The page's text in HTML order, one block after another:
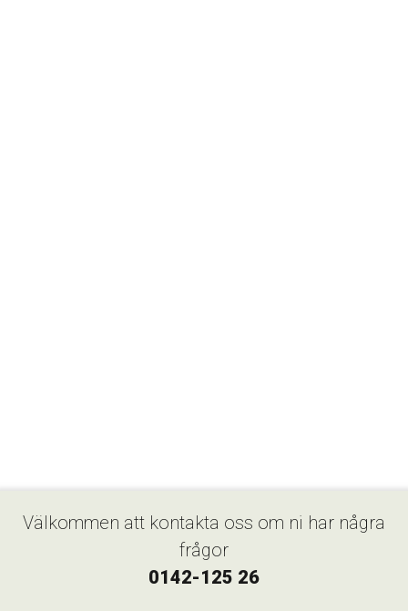
Välkommen att kontakta oss om ni har några
frågor
0142-125 26